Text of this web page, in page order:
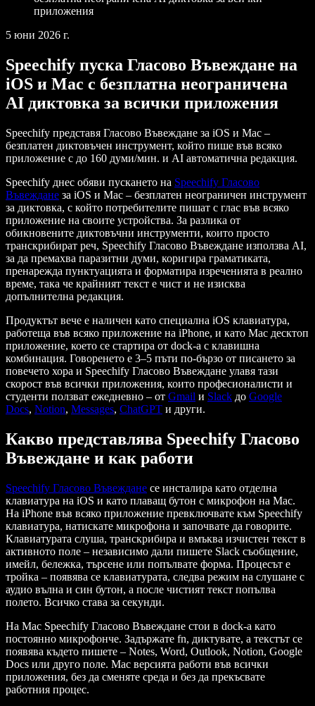
приложения
5 юни 2026 г.
Speechify пуска Гласово Въвеждане на
iOS и Mac с безплатна неограничена
AI диктовка за всички приложения
Speechify представя Гласово Въвеждане за iOS и Mac –
безплатен диктовъчен инструмент, който пише във всяко
приложение с до 160 думи/мин. и AI автоматична редакция.
Speechify днес обяви пускането на Speechify Гласово
Въвеждане за iOS и Mac – безплатен неограничен инструмент
за диктовка, с който потребителите пишат с глас във всяко
приложение на своите устройства. За разлика от
обикновените диктовъчни инструменти, които просто
транскрибират реч, Speechify Гласово Въвеждане използва AI,
за да премахва паразитни думи, коригира граматиката,
пренарежда пунктуацията и форматира изреченията в реално
време, така че крайният текст е чист и не изисква
допълнителна редакция.
Продуктът вече е наличен като специална iOS клавиатура,
работеща във всяко приложение на iPhone, и като Mac десктоп
приложение, което се стартира от dock-а с клавишна
комбинация. Говоренето е 3–5 пъти по-бързо от писането за
повечето хора и Speechify Гласово Въвеждане улавя тази
скорост във всички приложения, които професионалисти и
студенти ползват ежедневно – от Gmail и Slack до Google
Docs, Notion, Messages, ChatGPT и други.
Какво представлява Speechify Гласово
Въвеждане и как работи
Speechify Гласово Въвеждане се инсталира като отделна
клавиатура на iOS и като плаващ бутон с микрофон на Mac.
На iPhone във всяко приложение превключвате към Speechify
клавиатура, натискате микрофона и започвате да говорите.
Клавиатурата слуша, транскрибира и вмъква изчистен текст в
активното поле – независимо дали пишете Slack съобщение,
имейл, бележка, търсене или попълвате форма. Процесът е
тройка – появява се клавиатурата, следва режим на слушане с
аудио вълна и син бутон, а после чистият текст попълва
полето. Всичко става за секунди.
На Mac Speechify Гласово Въвеждане стои в dock-а като
постоянно микрофонче. Задържате fn, диктувате, а текстът се
появява където пишете – Notes, Word, Outlook, Notion, Google
Docs или друго поле. Mac версията работи във всички
приложения, без да сменяте среда и без да прекъсвате
работния процес.